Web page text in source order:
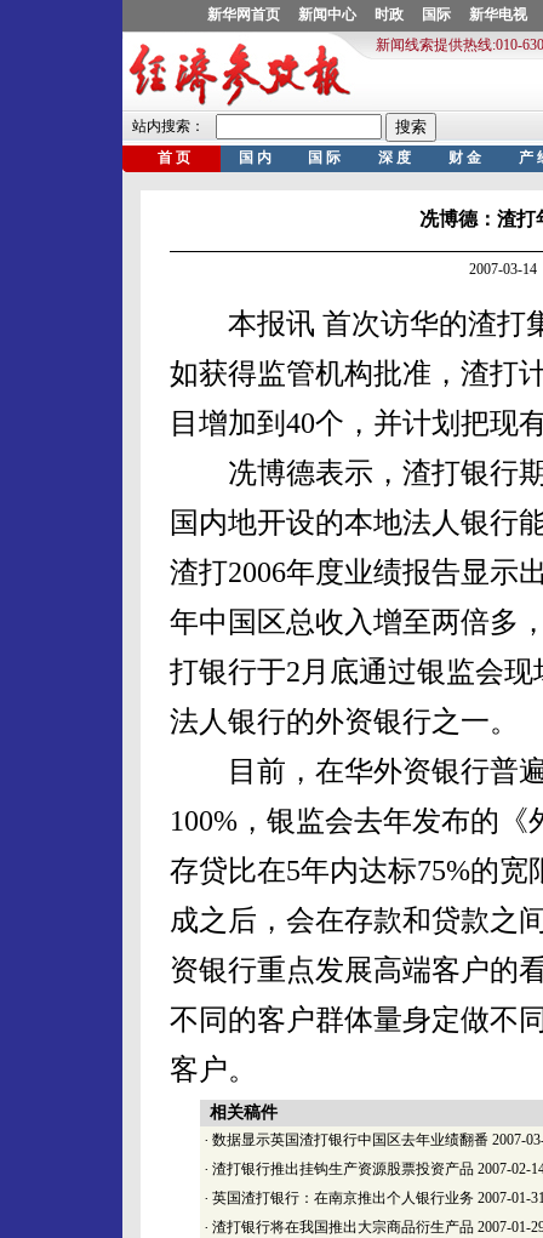
冼博德：渣打
2007-03-
本报讯 首次访华的渣打
如获得监管机构批准，渣打
目增加到40个，并计划把现
冼博德表示，渣打银行期
国内地开设的本地法人银行
渣打2006年度业绩报告显示
年中国区总收入增至两倍多
打银行于2月底通过银监会
法人银行的外资银行之一。
目前，在华外资银行普遍
100%，银监会去年发布的
存贷比在5年内达标75%的
成之后，会在存款和贷款之
资银行重点发展高端客户的
不同的客户群体量身定做不
客户。
相关稿件
· 数据显示英国渣打银行中国区去年业绩翻番 2007-
· 渣打银行推出挂钩生产资源股票投资产品 2007-02-
· 英国渣打银行：在南京推出个人银行业务 2007-01-
· 渣打银行将在我国推出大宗商品衍生产品 2007-01-